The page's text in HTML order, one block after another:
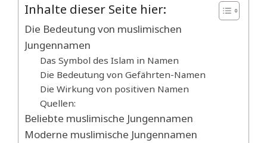
Inhalte dieser Seite hier:
Die Bedeutung von muslimischen
Jungennamen
Das Symbol des Islam in Namen
Die Bedeutung von Gefährten-Namen
Die Wirkung von positiven Namen
Quellen:
Beliebte muslimische Jungennamen
Moderne muslimische Jungennamen